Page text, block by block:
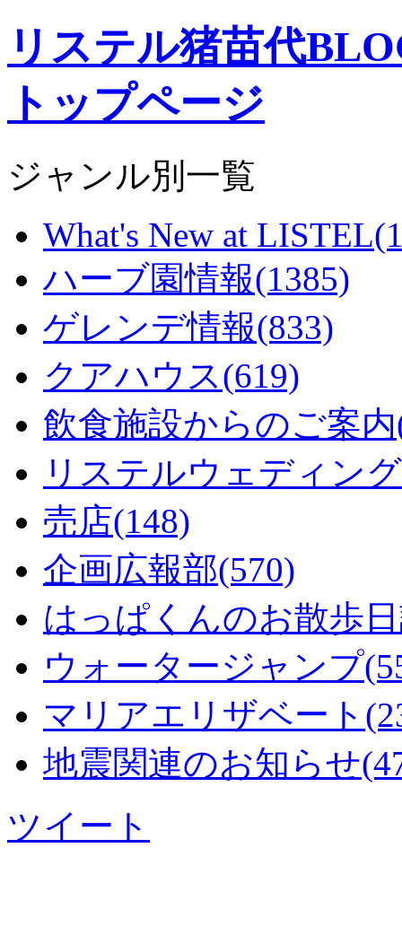
リステル猪苗代
トップページ
ジャンル別一覧
What's New at
ハーブ園情報(1385)
ゲレンデ情報(833)
クアハウス(619)
飲食施設からのご案内
リステルウェディン
売店(148)
企画広報部(570)
はっぱくんのお散歩
ウォータージャンプ
マリアエリザベート
地震関連のお知らせ
ツイート